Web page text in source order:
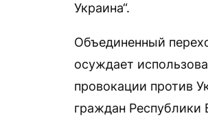
Украина“.
Объединенный
осуждает
провокации против
граждан Республики